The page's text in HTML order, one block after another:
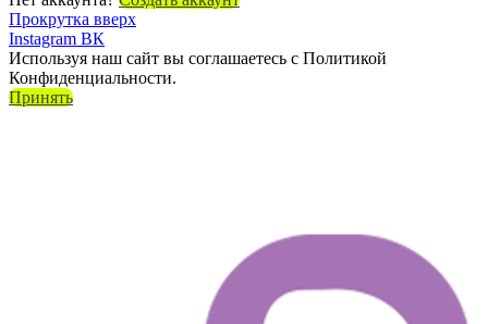
Прокрутка вверх
Instagram ВК
Используя наш сайт вы соглашаетесь с Политикой
Конфиденциальности.
Принять